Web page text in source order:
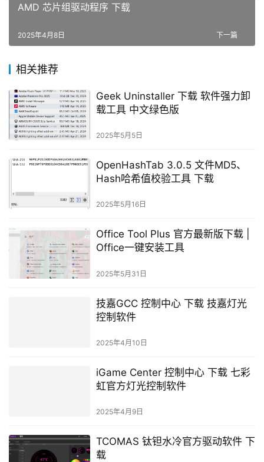
AMD 芯片组驱动程序 下载
下一篇
2025年4月8日
相关推荐
Geek Uninstaller 下载 软件强力卸
载工具 中文绿色版
2025年5月5日
OpenHashTab 3.0.5 文件MD5、
Hash哈希值校验工具 下载
2025年5月16日
Office Tool Plus 官方最新版下载 |
Office一键安装工具
2025年5月31日
技嘉GCC 控制中心 下载 技嘉灯光
控制软件
2025年4月10日
iGame Center 控制中心 下载 七彩
虹官方灯光控制软件
2025年4月9日
TCOMAS 钛钽水冷官方驱动软件 下
载